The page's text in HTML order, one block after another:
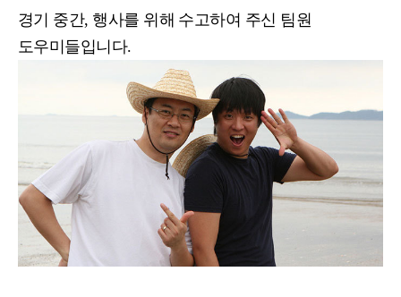
경기 중간, 행사를 위해 수고하여 주신 팀원
도우미들입니다.